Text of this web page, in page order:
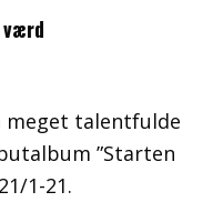
meget talentfulde
”Starten
1-21.